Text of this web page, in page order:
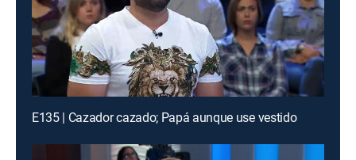
E135 | Cazador cazado; Papá aunque use vestido